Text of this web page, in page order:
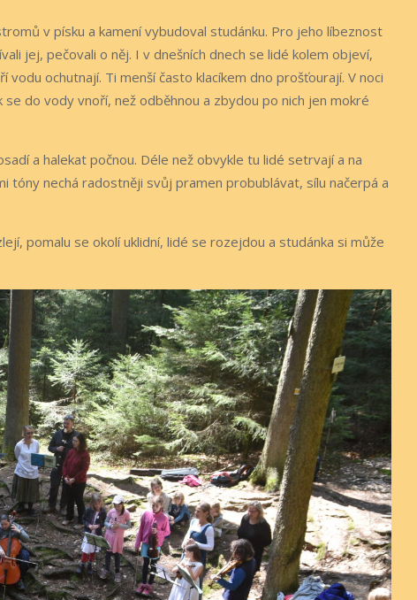
v písku a kamení vybudoval studánku. Pro jeho líbeznost
jej, pečovali o něj. I v dnešních dnech se lidé kolem objeví,
ochutnají. Ti menší často klacíkem dno prošťourají. V noci
do vody vnoří, než odběhnou a zbydou po nich jen mokré
a halekat počnou. Déle než obvykle tu lidé setrvají a na
tóny nechá radostněji svůj pramen probublávat, sílu načerpá a
pomalu se okolí uklidní, lidé se rozejdou a studánka si může